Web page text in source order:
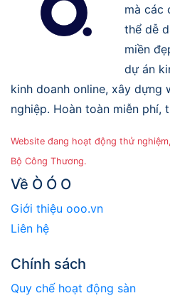
mà các
thể dễ
miền
dự án
kinh doanh online, xây dựng
nghiệp. Hoàn toàn miễn phí,
Website đang hoạt động thử
Bộ Công Thương.
Về Ò Ó O
Giới thiệu ooo.vn
Liên hệ
Chính sách
Quy chế hoạt động sàn